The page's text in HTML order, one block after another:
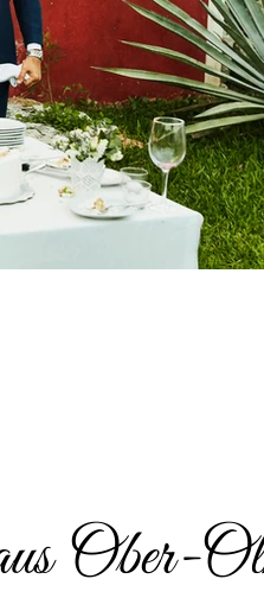
Ober-